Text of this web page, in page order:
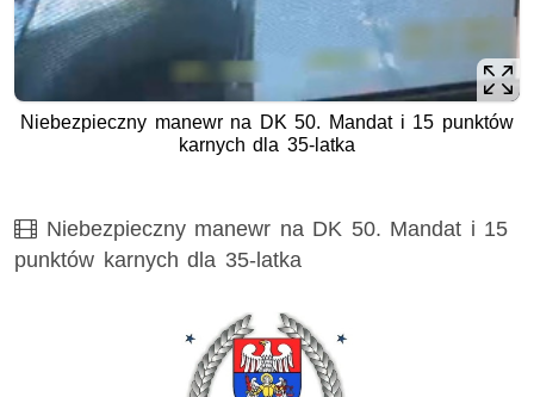
Niebezpieczny manewr na DK 50. Mandat i 15 punktów
karnych dla 35-latka
Film
Niebezpieczny manewr na DK 50. Mandat i 15
punktów karnych dla 35-latka